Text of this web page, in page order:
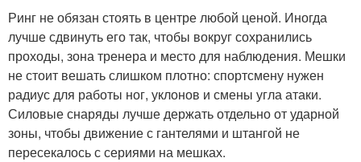
Ринг не обязан стоять в центре любой ценой. Иногда
лучше сдвинуть его так, чтобы вокруг сохранились
проходы, зона тренера и место для наблюдения. Мешки
не стоит вешать слишком плотно: спортсмену нужен
радиус для работы ног, уклонов и смены угла атаки.
Силовые снаряды лучше держать отдельно от ударной
зоны, чтобы движение с гантелями и штангой не
пересекалось с сериями на мешках.